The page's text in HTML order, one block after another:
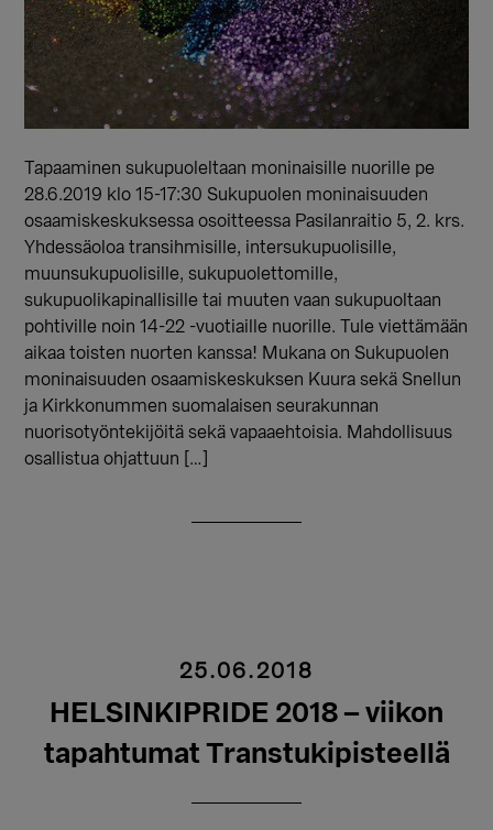
Tapaaminen sukupuoleltaan moninaisille nuorille pe
28.6.2019 klo 15-17:30 Sukupuolen moninaisuuden
osaamiskeskuksessa osoitteessa Pasilanraitio 5, 2. krs.
Yhdessäoloa transihmisille, intersukupuolisille,
muunsukupuolisille, sukupuolettomille,
sukupuolikapinallisille tai muuten vaan sukupuoltaan
pohtiville noin 14-22 -vuotiaille nuorille. Tule viettämään
aikaa toisten nuorten kanssa! Mukana on Sukupuolen
moninaisuuden osaamiskeskuksen Kuura sekä Snellun
ja Kirkkonummen suomalaisen seurakunnan
nuorisotyöntekijöitä sekä vapaaehtoisia. Mahdollisuus
osallistua ohjattuun […]
25.06.2018
HELSINKIPRIDE 2018 – viikon
tapahtumat Transtukipisteellä